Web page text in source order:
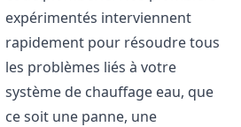
expérimentés interviennent
rapidement pour résoudre tous
les problèmes liés à votre
système de chauffage eau, que
ce soit une panne, une